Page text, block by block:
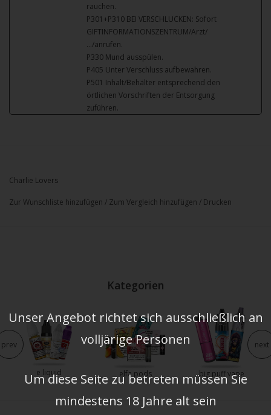
rauchen.
P301+P310 BEI VERSCHLUCKEN: Sofort
GIFTINFORMATIONSZENTRUM/Arzt/
…/anrufen.
P330 Mund ausspülen.
P405 Unter Verschluss aufbewahren.
P501 Inhalt/Behälter entsprechend den
örtlichen Vorschriften der Entsorgung
zuführen.
Charlie Lovers
Zur Wunschliste hinzufügen / Zum Vergleich hinzufügen / Drucken
Kategorien
e liquid elfa pods big puff vape
prev next
Unser Angebot richtet sich ausschließlich an
volljärige Personen
Um diese Seite zu betreten müssen Sie
mindestens 18 Jahre alt sein